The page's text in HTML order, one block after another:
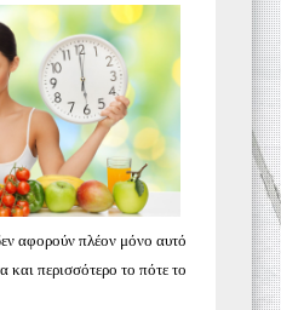
αφορούν πλέον μόνο αυτό
περισσότερο το πότε το